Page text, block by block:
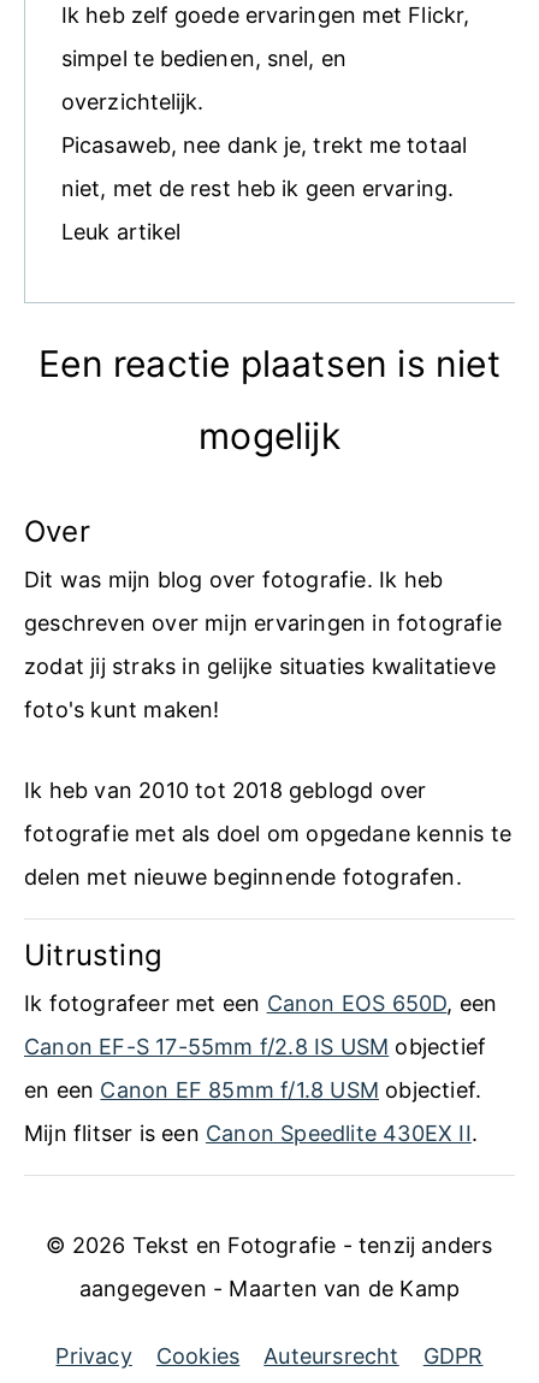
Ik heb zelf goede ervaringen met Flickr,
simpel te bedienen, snel, en
overzichtelijk.
Picasaweb, nee dank je, trekt me totaal
niet, met de rest heb ik geen ervaring.
Leuk artikel
Een reactie plaatsen is niet
mogelijk
Over
Dit was mijn blog over fotografie. Ik heb
geschreven over mijn ervaringen in fotografie
zodat jij straks in gelijke situaties kwalitatieve
foto's kunt maken!
Ik heb van 2010 tot 2018 geblogd over
fotografie met als doel om opgedane kennis te
delen met nieuwe beginnende fotografen.
Uitrusting
Ik fotografeer met een Canon EOS 650D, een
Canon EF-S 17-55mm f/2.8 IS USM objectief
en een Canon EF 85mm f/1.8 USM objectief.
Mijn flitser is een Canon Speedlite 430EX II.
© 2026 Tekst en Fotografie - tenzij anders
aangegeven - Maarten van de Kamp
Privacy Cookies Auteursrecht GDPR